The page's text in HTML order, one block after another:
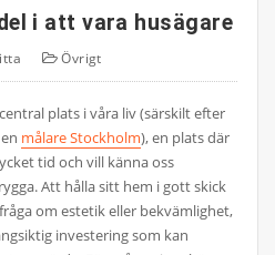
i att vara husägare
Övrigt
plats i våra liv (särskilt efter
målare Stockholm), en plats där
tid och vill känna oss
Att hålla sitt hem i gott skick
om estetik eller bekvämlighet,
investering som kan